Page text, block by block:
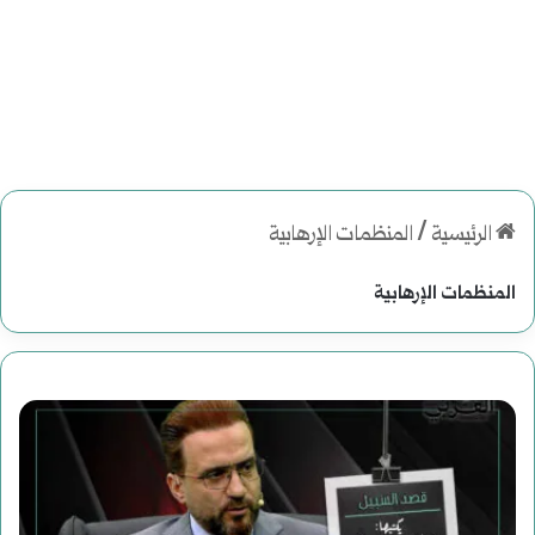
الرئيسية /المنظمات الإرهابية
المنظمات الإرهابية